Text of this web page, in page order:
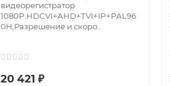
видеорегистратор
1080P.HDCVI+AHD+TVI+IP+PAL96
0H;Разрешение и скоро..
20 421 ₽